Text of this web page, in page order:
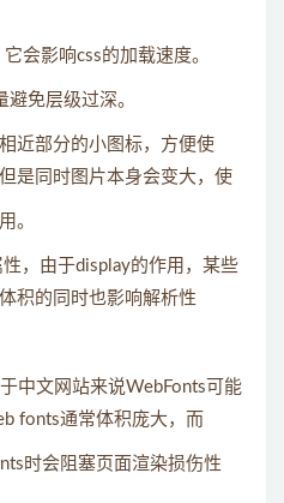
会影响css的加载速度。
避免层级过深。
近部分的小图标，方便使
是同时图片本身会变大，使
。
，由于display的作用，某些
积的同时也影响解析性
中文网站来说WebFonts可能
fonts通常体积庞大，而
时会阻塞页面渲染损伤性